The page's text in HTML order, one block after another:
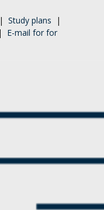
| Study plans |
E-mail for for